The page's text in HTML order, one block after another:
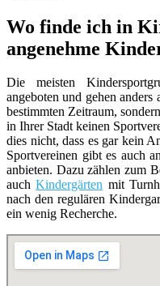
Wo finde ich in
angenehme
Die meisten
angeboten und gehen
bestimmten Zeitraum,
in Ihrer Stadt keinen
dies nicht, dass es gar kein
Sportvereinen gibt es auch
anbieten. Dazu zählen zum
auchKindergärten mit
nach den regulären
ein wenig Recherche.